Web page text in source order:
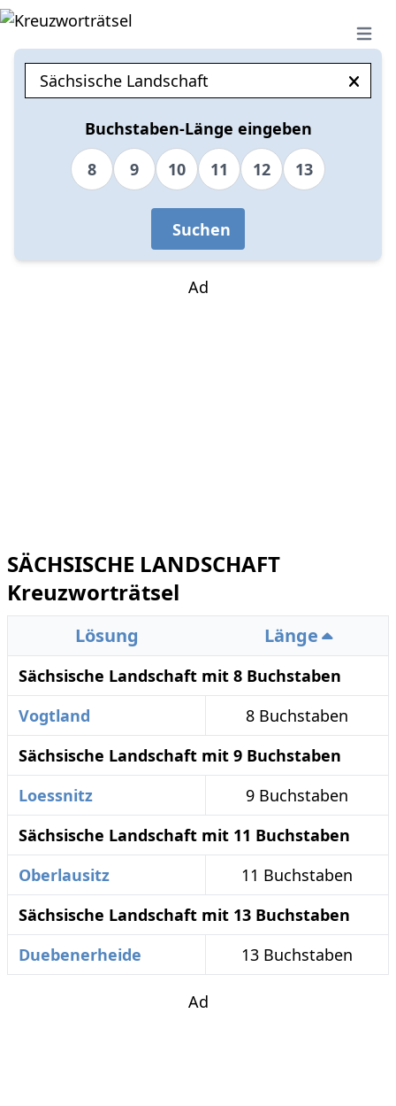
Open
Buchstaben-Länge eingeben
8
9 10 11 12 13
Suchen
Ad
SÄCHSISCHE LANDSCHAFT
Kreuzworträtsel
Lösung Länge
Sächsische Landschaft mit 8 Buchstaben
Vogtland
8 Buchstaben
Sächsische Landschaft mit 9 Buchstaben
Loessnitz
9 Buchstaben
Sächsische Landschaft mit 11 Buchstaben
Oberlausitz
11 Buchstaben
Sächsische Landschaft mit 13 Buchstaben
Duebenerheide
13 Buchstaben
Ad